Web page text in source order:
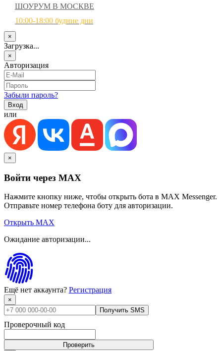
ШОУРУМ В МОСКВЕ
10:00-18:00 будние дни
×
Загрузка...
×
Авторизация
Забыли пароль?
или
×
Войти через MAX
Нажмите кнопку ниже, чтобы открыть бота в MAX Messenger.
Отправьте номер телефона боту для авторизации.
Открыть MAX
Ожидание авторизации...
Ещё нет аккаунта? Регистрация
×
Получить SMS
Проверочный код
Проверить